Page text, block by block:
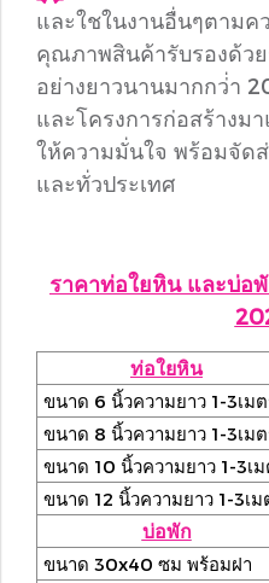
และใชในงานอื่นๆตามค
คุณภาพสินค้ารับรองด้วย
อย่างยาวนานมากกว่่า
และโครงการก่อสร้างม
ให้ความมั่นใจ พร้อมจัด
และทั่วประเทศ
ราคาท่อใยหิน และบ่อ
ท่อใยหิน
ขนาด 6 นิ้วความยาว 1-3เม
ขนาด 8 นิ้วความยาว 1-3เม
ขนาด 10 นิ้วความยาว 1-3เ
ขนาด 12 นิ้วความยาว 1-3เม
บ่อพัก
ขนาด 30x40 ซม พร้อมฝา